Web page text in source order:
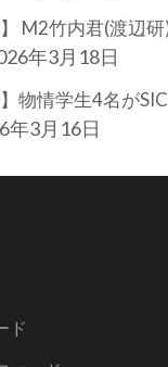
】 M2竹内君(渡辺
年3月18日
】物情学生4名が
年3月16日
ド